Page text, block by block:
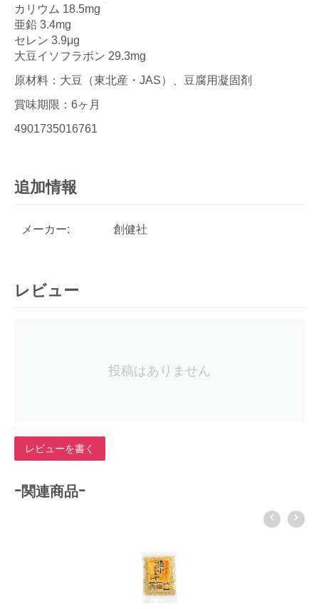
カリウム 18.5mg
亜鉛 3.4mg
セレン 3.9μg
大豆イソフラボン 29.3mg
原材料：大豆（東北産・JAS）、豆腐用凝固剤
賞味期限：6ヶ月
4901735016761
追加情報
メーカー: 創健社
レビュー
投稿はありません
レビューを書く
-関連商品-
ムソー 国内産特別栽培大豆使用にがり高